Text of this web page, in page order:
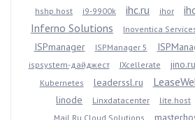
hshp.host
i9-9900k ihc.ru ihor
Inferno Solutions Inoventica
ISPmanager ISPManager 5
ispsystem-дайджест IXcellerate jino.ru
Kubernetes
leaderssl.ru
linode
Linxdatacenter lite.host
Mail.Ru Cloud Solutions